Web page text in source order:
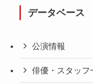
データベース
公演情報
俳優・スタッフ